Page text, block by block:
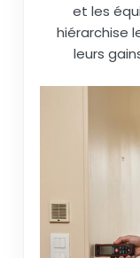
et les
hiérarchise
leurs